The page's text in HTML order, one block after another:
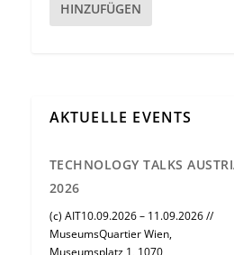
HINZUFÜGEN
AKTUELLE EVENTS
TECHNOLOGY TALKS
2026
(c) AIT10.09.2026 – 11.09.2026 //
MuseumsQuartier Wien,
Museumsplatz 1, 1070